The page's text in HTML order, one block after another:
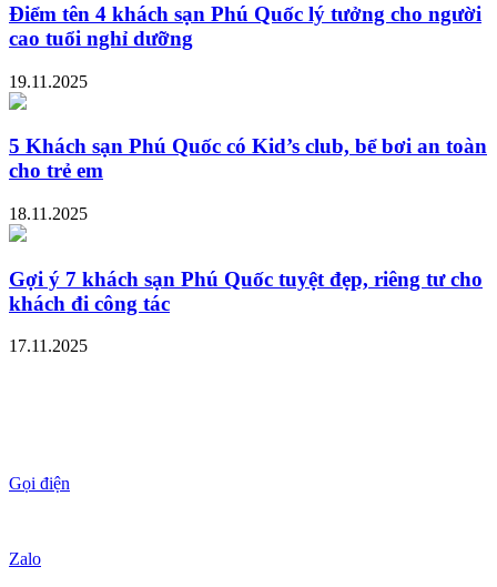
Điểm tên 4 khách sạn Phú Quốc lý tưởng cho người
cao tuổi nghỉ dưỡng
19.11.2025
5 Khách sạn Phú Quốc có Kid’s club, bể bơi an toàn
cho trẻ em
18.11.2025
Gợi ý 7 khách sạn Phú Quốc tuyệt đẹp, riêng tư cho
khách đi công tác
17.11.2025
Gọi điện
Zalo